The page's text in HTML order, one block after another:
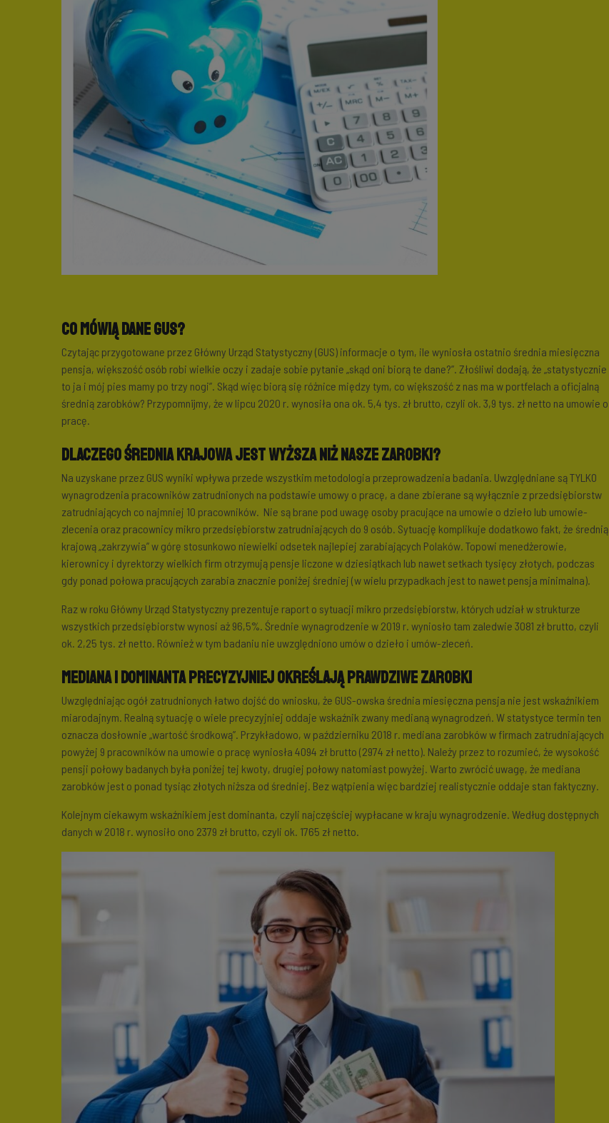
Co mówią dane GUS?
Czytając przygotowane przez Główny Urząd Statystyczny (GUS) informacje o tym, ile wyniosła ostatnio średnia miesięczna
pensja, większość osób robi wielkie oczy i zadaje sobie pytanie „skąd oni biorą te dane?”. Złośliwi dodają, że „statystycznie
to ja i mój pies mamy po trzy nogi”. Skąd więc biorą się różnice między tym, co większość z nas ma w portfelach a oficjalną
średnią zarobków? Przypomnijmy, że w lipcu 2020 r. wynosiła ona ok. 5,4 tys. zł brutto, czyli ok. 3,9 tys. zł netto na umowie o
pracę.
Dlaczego średnia krajowa jest wyższa niż nasze zarobki?
Na uzyskane przez GUS wyniki wpływa przede wszystkim metodologia przeprowadzenia badania. Uwzględniane są TYLKO
wynagrodzenia pracowników zatrudnionych na podstawie umowy o pracę, a dane zbierane są wyłącznie z przedsiębiorstw
zatrudniających co najmniej 10 pracowników. Nie są brane pod uwagę osoby pracujące na umowie o dzieło lub umowie-
zlecenia oraz pracownicy mikro przedsiębiorstw zatrudniających do 9 osób. Sytuację komplikuje dodatkowo fakt, że średnią
krajową „zakrzywia” w górę stosunkowo niewielki odsetek najlepiej zarabiających Polaków. Topowi menedżerowie,
kierownicy i dyrektorzy wielkich firm otrzymują pensje liczone w dziesiątkach lub nawet setkach tysięcy złotych, podczas
gdy ponad połowa pracujących zarabia znacznie poniżej średniej (w wielu przypadkach jest to nawet pensja minimalna).
Raz w roku Główny Urząd Statystyczny prezentuje raport o sytuacji mikro przedsiębiorstw, których udział w strukturze
wszystkich przedsiębiorstw wynosi aż 96,5%. Średnie wynagrodzenie w 2019 r. wyniosło tam zaledwie 3081 zł brutto, czyli
ok. 2,25 tys. zł netto. Również w tym badaniu nie uwzględniono umów o dzieło i umów-zleceń.
Mediana i dominanta precyzyjniej określają prawdziwe zarobki
Uwzględniając ogół zatrudnionych łatwo dojść do wniosku, że GUS-owska średnia miesięczna pensja nie jest wskaźnikiem
miarodajnym. Realną sytuację o wiele precyzyjniej oddaje wskaźnik zwany medianą wynagrodzeń. W statystyce termin ten
oznacza dosłownie „wartość środkową”. Przykładowo, w październiku 2018 r. mediana zarobków w firmach zatrudniających
powyżej 9 pracowników na umowie o pracę wyniosła 4094 zł brutto (2974 zł netto). Należy przez to rozumieć, że wysokość
pensji połowy badanych była poniżej tej kwoty, drugiej połowy natomiast powyżej. Warto zwrócić uwagę, że mediana
zarobków jest o ponad tysiąc złotych niższa od średniej. Bez wątpienia więc bardziej realistycznie oddaje stan faktyczny.
Kolejnym ciekawym wskaźnikiem jest dominanta, czyli najczęściej wypłacane w kraju wynagrodzenie. Według dostępnych
danych w 2018 r. wynosiło ono 2379 zł brutto, czyli ok. 1765 zł netto.